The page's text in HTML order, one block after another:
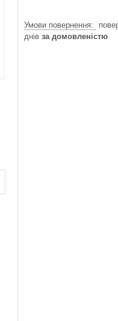
днів за домовленістю